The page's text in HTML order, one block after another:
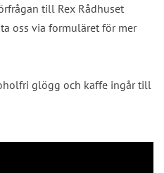
till Rex Rådhuset
oss via formuläret för mer
glögg och kaffe ingår till